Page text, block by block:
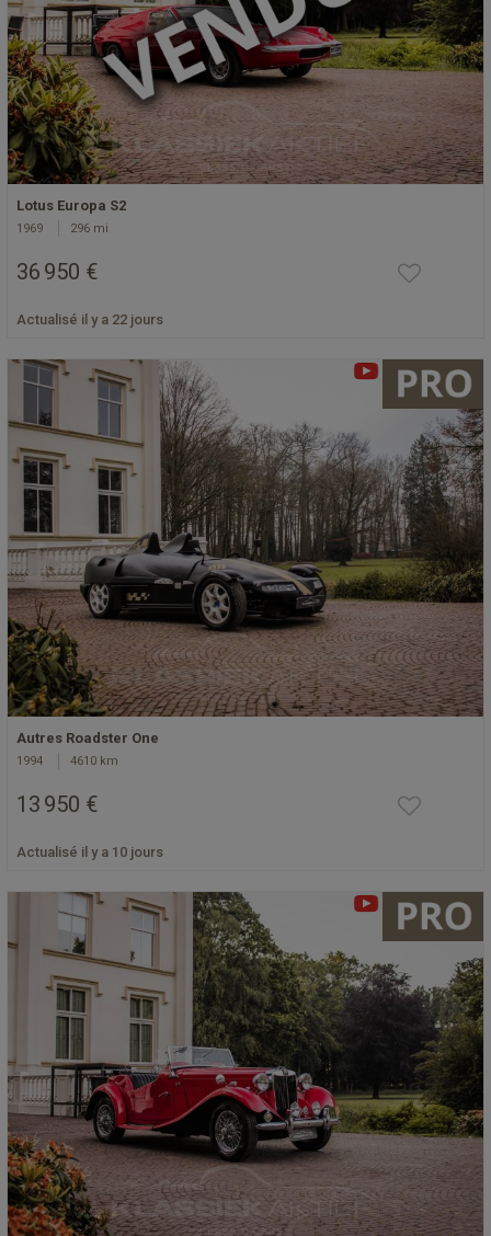
Lotus Europa S2
1969 296 mi
36 950 €
Actualisé il y a 22 jours
Autres Roadster One
1994 4610 km
13 950 €
Actualisé il y a 10 jours